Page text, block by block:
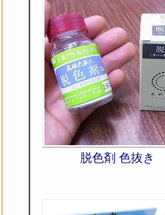
脱色剤 色抜き